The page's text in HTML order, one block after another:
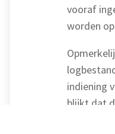
vooraf
worden
indiening
blijkt dat